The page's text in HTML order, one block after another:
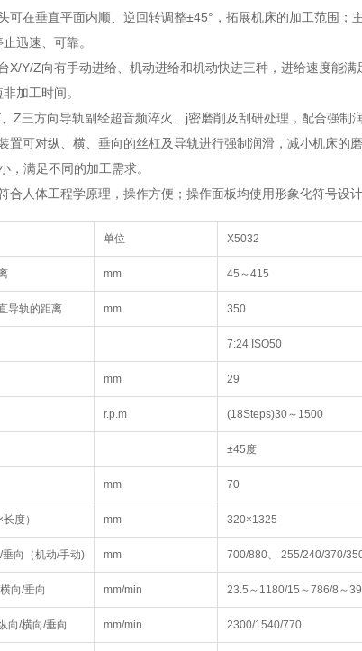
可在垂直平面内顺、逆回转调整±45°，拓展机床的加工范围
迅速、可靠。
X/Y/Z向有手动进给、机动进给和机动快进三种，进给速度能
加工时间。
Z三方向导轨副经超音频淬火、j密磨削及刮研处理，配合强制
置可对纵、横、垂向的丝杠及导轨进行强制润滑，减小机床的
，满足不同的加工需求。
合人体工程学原理，操作方便；操作面板均使用形象化符号设
单位 X5032
mm 45～415
导轨的距离 mm 350
7:24 ISO50
mm 29
r.p.m (18Steps)30～1500
±45度
mm 70
度） mm 320×1325
向（机动/手动) mm 700/880、 255/240/370/
向/垂向 mm/min 23.5～1180/15～786/8～
向/横向/垂向 mm/min 2300/1540/770